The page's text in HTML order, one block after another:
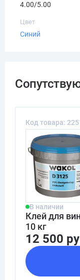
4.00/5.00
Цвет
Синий
Код товара:
В наличии
Клей для
10 кг
12 500